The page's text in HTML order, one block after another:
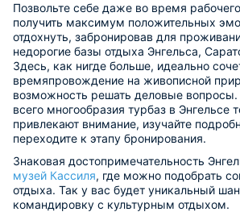
Позвольте себе даже во время
получить максимум положительных
отдохнуть, забронировав для
недорогие базы отдыха Энгельса,
Здесь, как нигде больше, идеально
времяпровождение на живописной
возможность решать деловые вопросы.
всего многообразия турбаз в Энгельсе
привлекают внимание, изучайте
переходите к этапу бронирования.
Знаковая достопримечательность
музей Кассиля, где можно подобрать
отдыха. Так у вас будет уникальный
командировку с культурным отдыхом.